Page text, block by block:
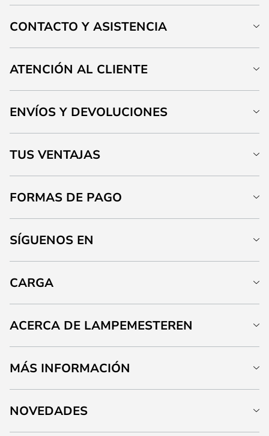
CONTACTO Y ASISTENCIA
ATENCIÓN AL CLIENTE
ENVÍOS Y DEVOLUCIONES
TUS VENTAJAS
FORMAS DE PAGO
SÍGUENOS EN
CARGA
ACERCA DE LAMPEMESTEREN
MÁS INFORMACIÓN
NOVEDADES